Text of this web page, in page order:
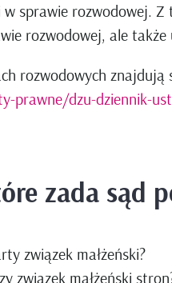
sprawie rozwodowej.
rozwodowej, ale
rozwodowych znajdują
dzu-dziennik-
zada sąd
związek małżeński?
związek małżeński